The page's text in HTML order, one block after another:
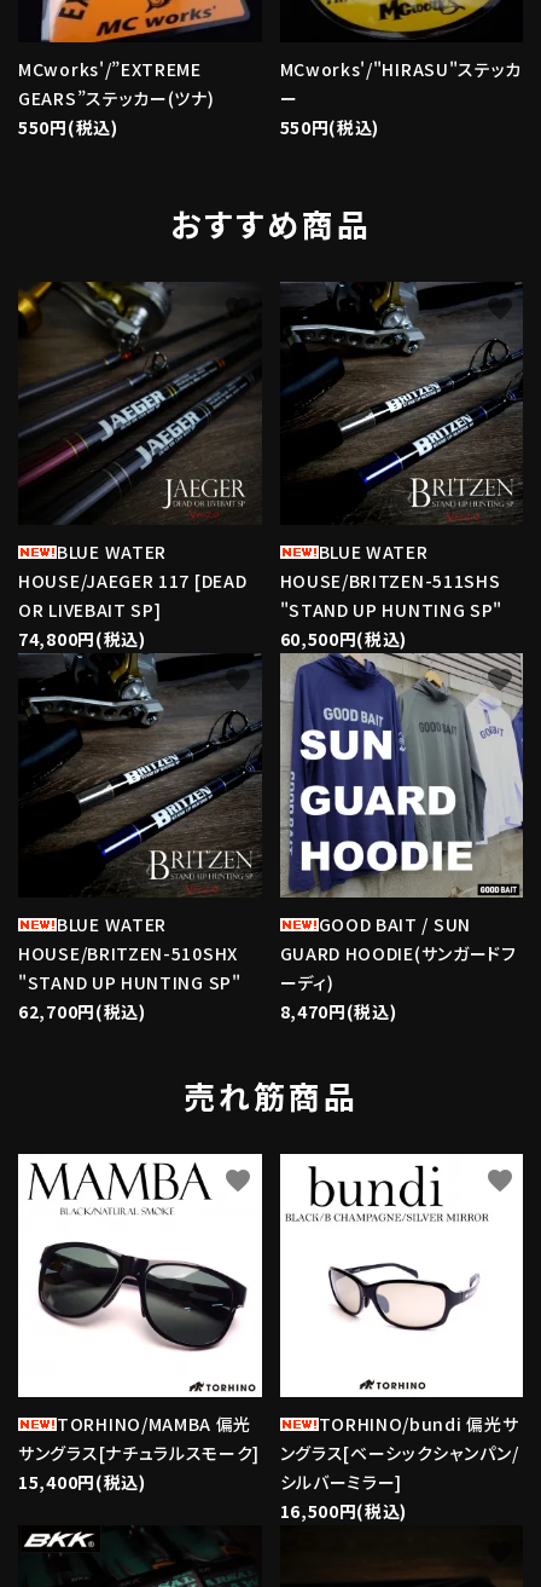
MCworks'/”EXTREME
GEARS”ステッカー(ツナ)
550円(税込)
MCworks'/"HIRASU"ステッカ
ー
550円(税込)
おすすめ商品
BLUE WATER
HOUSE/JAEGER 117 [DEAD
OR LIVEBAIT SP]
74,800円(税込)
favorite
BLUE WATER
HOUSE/BRITZEN-511SHS
"STAND UP HUNTING SP"
60,500円(税込)
favorite
BLUE WATER
HOUSE/BRITZEN-510SHX
"STAND UP HUNTING SP"
62,700円(税込)
favorite
GOOD BAIT / SUN
GUARD HOODIE(サンガードフ
ーディ)
8,470円(税込)
favorite
売れ筋商品
TORHINO/MAMBA 偏光
サングラス[ナチュラルスモーク]
15,400円(税込)
favorite
TORHINO/bundi 偏光サ
ングラス[ベーシックシャンパン/
シルバーミラー]
16,500円(税込)
favorite
favorite